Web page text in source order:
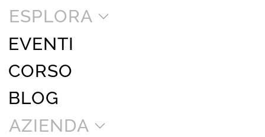
ESPLORA
EVENTI
CORSO
BLOG
AZIENDA